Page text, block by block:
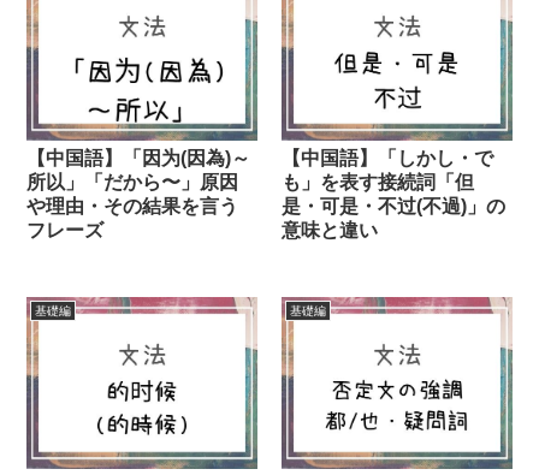
【中国語】「因为(因為)～
所以」「だから〜」原因
や理由・その結果を言う
フレーズ
【中国語】「しかし・で
も」を表す接続詞「但
是・可是・不过(不過)」の
意味と違い
基礎編 基礎編